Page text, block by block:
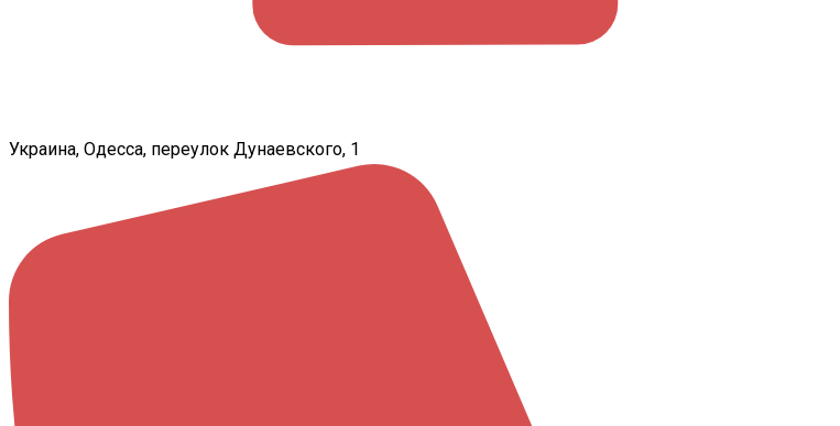
Украина, Одесса, переулок Дунаевского, 1